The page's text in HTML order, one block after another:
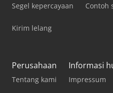
Segel kepercayaan
Kirim lelang
Contoh
Perusahaan
Tentang kami
Informasi
Impressum